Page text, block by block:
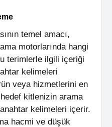
temel amacı,
motorlarında hangi
terimlerle ilgili içeriği
kelimeleri
veya hizmetlerini en
kitlenizin arama
kelimeleri içerir.
hacmi ve düşük